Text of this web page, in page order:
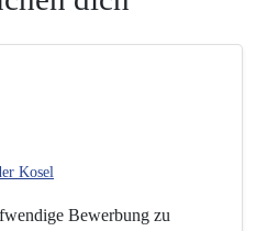
Kosel
Bewerbung zu